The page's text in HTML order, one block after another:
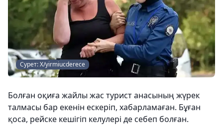
Сурет: Х/yirmiucderece
Болған оқиға жайлы жас турист анасының жүрек
талмасы бар екенін ескеріп, хабарламаған. Бұған
қоса, рейске кешігіп келулері де себеп болған.